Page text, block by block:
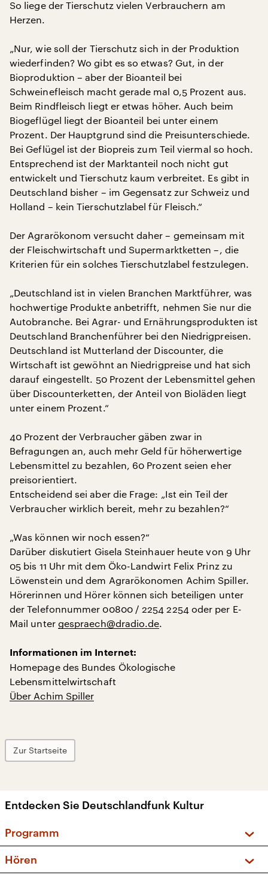
So liege der Tierschutz vielen Verbrauchern am
Herzen.
„Nur, wie soll der Tierschutz sich in der Produktion
wiederfinden? Wo gibt es so etwas? Gut, in der
Bioproduktion – aber der Bioanteil bei
Schweinefleisch macht gerade mal 0,5 Prozent aus.
Beim Rindfleisch liegt er etwas höher. Auch beim
Biogeflügel liegt der Bioanteil bei unter einem
Prozent. Der Hauptgrund sind die Preisunterschiede.
Bei Geflügel ist der Biopreis zum Teil viermal so hoch.
Entsprechend ist der Marktanteil noch nicht gut
entwickelt und Tierschutz kaum verbreitet. Es gibt in
Deutschland bisher – im Gegensatz zur Schweiz und
Holland – kein Tierschutzlabel für Fleisch.“
Der Agrarökonom versucht daher – gemeinsam mit
der Fleischwirtschaft und Supermarktketten –, die
Kriterien für ein solches Tierschutzlabel festzulegen.
„Deutschland ist in vielen Branchen Marktführer, was
hochwertige Produkte anbetrifft, nehmen Sie nur die
Autobranche. Bei Agrar- und Ernährungsprodukten ist
Deutschland Branchenführer bei den Niedrigpreisen.
Deutschland ist Mutterland der Discounter, die
Wirtschaft ist gewöhnt an Niedrigpreise und hat sich
darauf eingestellt. 50 Prozent der Lebensmittel gehen
über Discounterketten, der Anteil von Bioläden liegt
unter einem Prozent.“
40 Prozent der Verbraucher gäben zwar in
Befragungen an, auch mehr Geld für höherwertige
Lebensmittel zu bezahlen, 60 Prozent seien eher
preisorientiert.
Entscheidend sei aber die Frage: „Ist ein Teil der
Verbraucher wirklich bereit, mehr zu bezahlen?“
„Was können wir noch essen?“
Darüber diskutiert Gisela Steinhauer heute von 9 Uhr
05 bis 11 Uhr mit dem Öko-Landwirt Felix Prinz zu
Löwenstein und dem Agrarökonomen Achim Spiller.
Hörerinnen und Hörer können sich beteiligen unter
der Telefonnummer 00800 / 2254 2254 oder per E-
Mail unter gespraech@dradio.de.
Informationen im Internet:
Homepage des Bundes Ökologische
Lebensmittelwirtschaft
Über Achim Spiller
Zur Startseite
Entdecken Sie Deutschlandfunk Kultur
Programm
Sendungen und Podcasts
Hören